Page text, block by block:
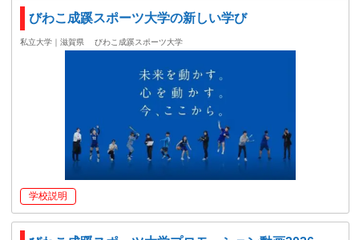
びわこ成蹊スポーツ大学の新しい学び
私立大学｜滋賀県 びわこ成蹊スポーツ大学
学校説明